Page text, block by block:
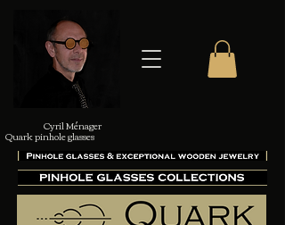
Cyril Ménager
Quark pinhole glasses